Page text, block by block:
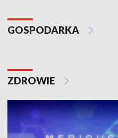
GOSPODARKA
ZDROWIE